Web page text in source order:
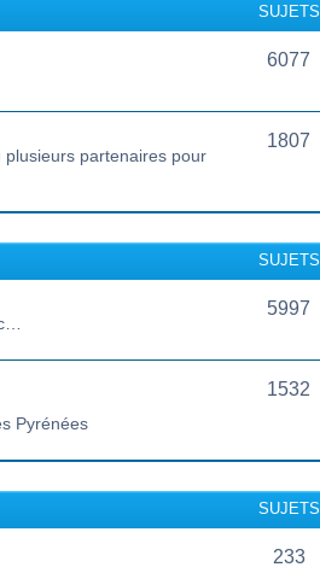
SUJETS
6077
partenaires pour
1807
SUJETS
5997
Pyrénées
1532
SUJETS
233